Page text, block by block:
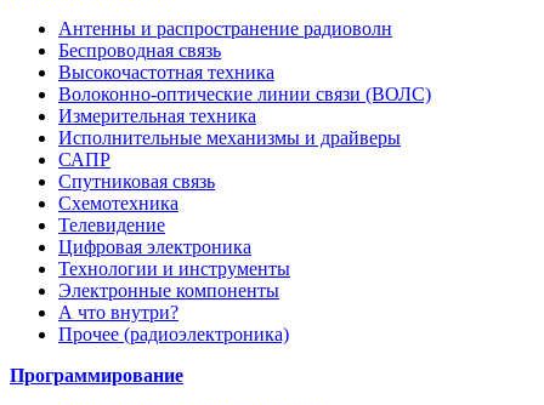
Антенны и распространение радиоволн
Беспроводная связь
Высокочастотная техника
Волоконно-оптические линии связи (ВОЛС)
Измерительная техника
Исполнительные механизмы и драйверы
САПР
Спутниковая связь
Схемотехника
Телевидение
Цифровая электроника
Технологии и инструменты
Электронные компоненты
А что внутри?
Прочее (радиоэлектроника)
Программирование